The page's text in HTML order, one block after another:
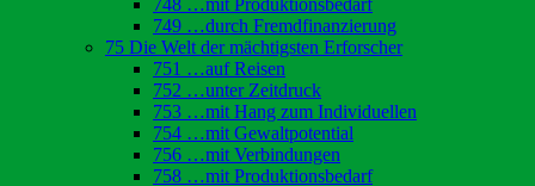
748 …mit Produktionsbedarf
749 …durch Fremdfinanzierung
75 Die Welt der mächtigsten Erforscher
751 …auf Reisen
752 …unter Zeitdruck
753 …mit Hang zum Individuellen
754 …mit Gewaltpotential
756 …mit Verbindungen
758 …mit Produktionsbedarf